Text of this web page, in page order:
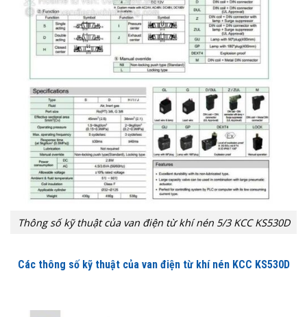
Thông số kỹ thuật của van điện từ khí nén 5/3 KCC KS530D
Các thông số kỹ thuật của van điện từ khí nén KCC KS530D